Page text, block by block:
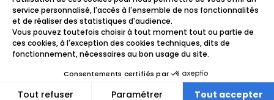
Trouver un emploi
Icône d'illustration
Candidats
Icône d'illustration
Icône d'illustration